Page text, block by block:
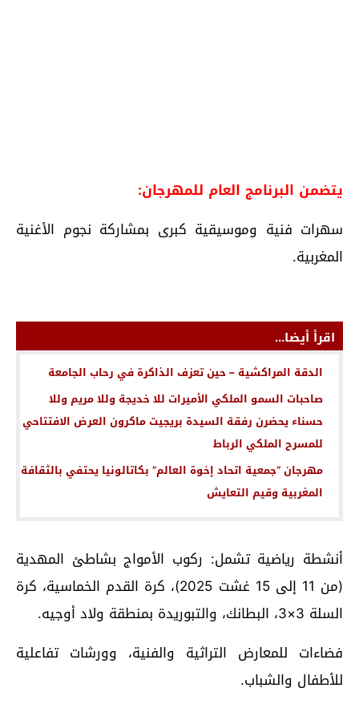
يتضمن البرنامج العام للمهرجان:
سهرات فنية وموسيقية كبرى بمشاركة نجوم الأغنية
المغربية.
اقرأ أيضا...
الدقة المراكشية – حين تعزف الذاكرة في رحاب الجامعة
صاحبات السمو الملكي الأميرات للا خديجة وللا مريم وللا
حسناء يحضرن رفقة السيدة بريجيت ماكرون العرض الافتتاحي
للمسرح الملكي الرباط
مهرجان “جمعية اتحاد إخوة العالم” بكاتالونيا يحتفي بالثقافة
المغربية وقيم التعايش
أنشطة رياضية تشمل: ركوب الأمواج بشاطئ المهدية
(من 11 إلى 15 غشت 2025)، كرة القدم الخماسية، كرة
السلة 3×3، البطانك، والتبوريدة بمنطقة ولاد أوجيه.
فضاءات للمعارض التراثية والفنية، وورشات تفاعلية
للأطفال والشباب.